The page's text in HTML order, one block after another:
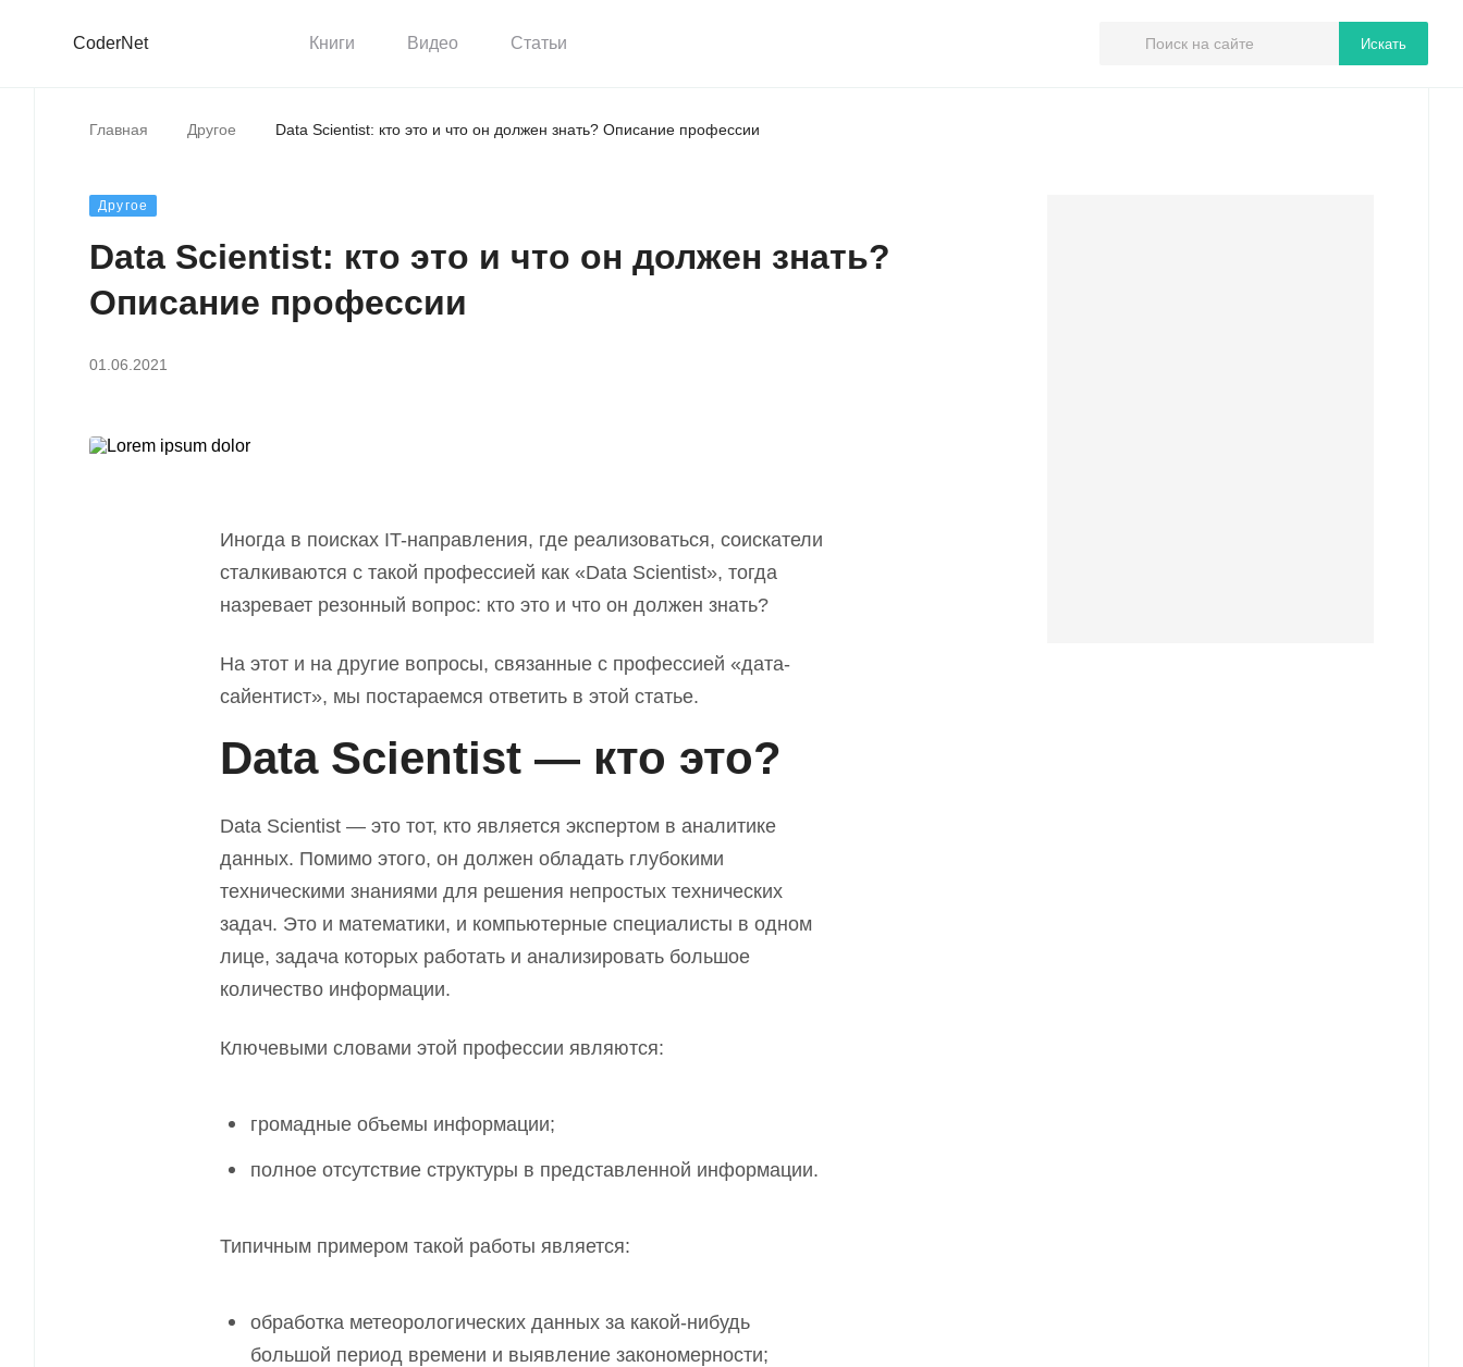
CoderNet Книги Видео Статьи Искать
Главная Другое Data Scientist: кто это и что он должен знать? Описание профессии
Другое
Data Scientist: кто это и что он должен знать?
Описание профессии
01.06.2021
Иногда в поисках IT-направления, где реализоваться, соискатели
сталкиваются с такой профессией как «Data Scientist», тогда
назревает резонный вопрос: кто это и что он должен знать?
На этот и на другие вопросы, связанные с профессией «дата-
сайентист», мы постараемся ответить в этой статье.
Data Scientist — кто это?
Data Scientist — это тот, кто является экспертом в аналитике
данных. Помимо этого, он должен обладать глубокими
техническими знаниями для решения непростых технических
задач. Это и математики, и компьютерные специалисты в одном
лице, задача которых работать и анализировать большое
количество информации.
Ключевыми словами этой профессии являются:
громадные объемы информации;
полное отсутствие структуры в представленной информации.
Типичным примером такой работы является:
обработка метеорологических данных за какой-нибудь
большой период времени и выявление закономерности;